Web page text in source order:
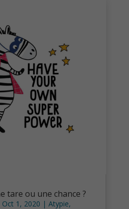
tare ou une chance ?
Oct 1, 2020 | Atypie,